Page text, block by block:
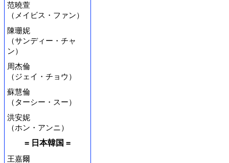
范曉萱
（メイビス・ファン）
陳珊妮
（サンディー・チャ
ン）
周杰倫
（ジェイ・チョウ）
蘇慧倫
（ターシー・スー）
洪安妮
（ホン・アンニ）
= 日本韓国 =
王嘉爾